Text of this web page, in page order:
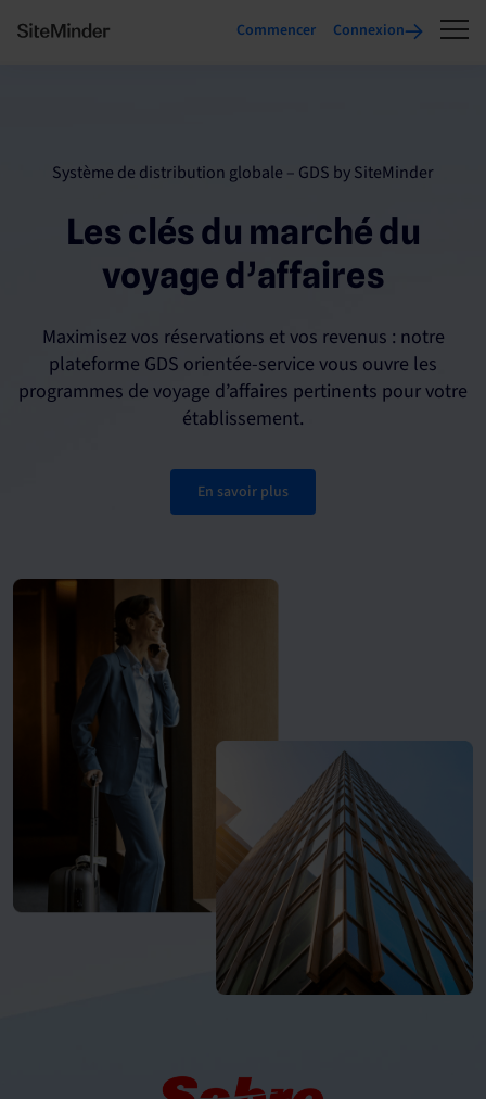
Commencer Connexion
Système de distribution globale – GDS by SiteMinder
Les clés du marché du
voyage d’affaires
Maximisez vos réservations et vos revenus : notre
plateforme GDS orientée-service vous ouvre les
programmes de voyage d’affaires pertinents pour votre
établissement.
En savoir plus